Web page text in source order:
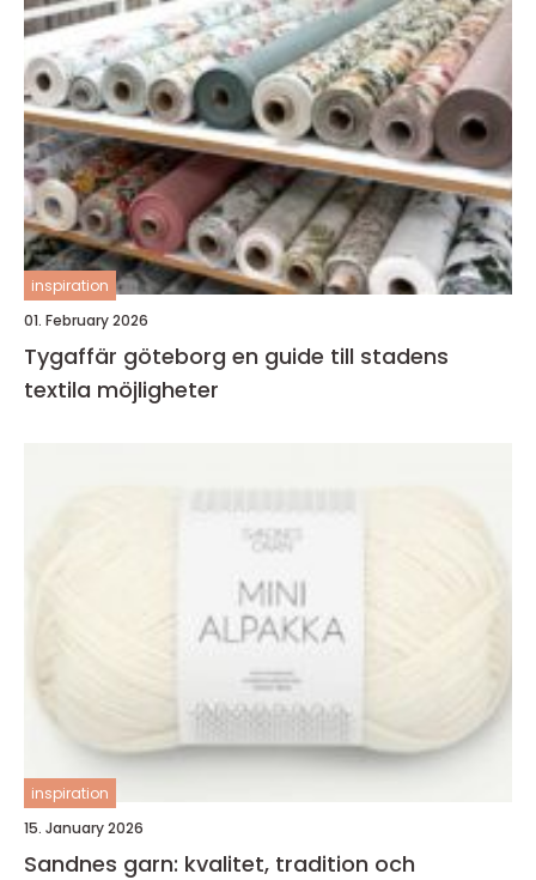
inspiration
01. February 2026
Tygaffär göteborg en guide till stadens
textila möjligheter
inspiration
15. January 2026
Sandnes garn: kvalitet, tradition och